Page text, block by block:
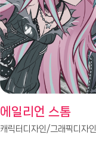
에일리언 스톰
캐릭터디자인/그래픽디자인